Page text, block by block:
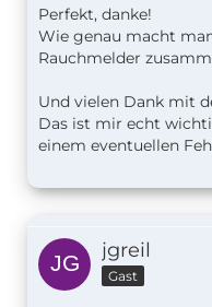
Perfekt, danke!
Wie genau macht
Rauchmelder
Und vielen Dank mit
Das ist mir echt
einem eventuellen
jgreil
Gast